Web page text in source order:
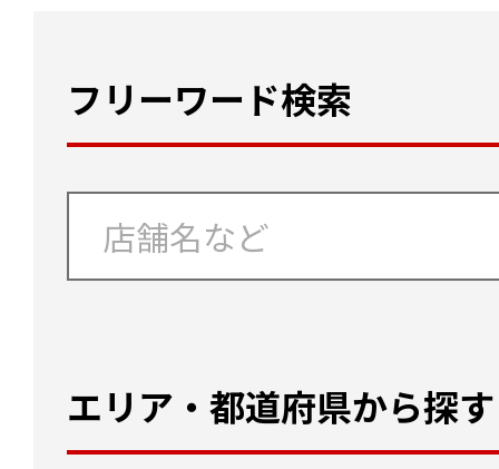
フリーワード検索
エリア・都道府県から探す